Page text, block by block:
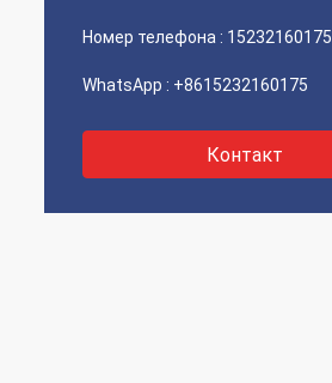
Номер телефона : 15232160175
WhatsApp : +8615232160175
Контакт